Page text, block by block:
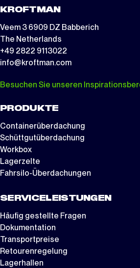
KROFTMAN
Veem 3 6909 DZ Babberich
The Netherlands
+49 2822 9113022
info@kroftman.com
Besuchen Sie unseren
PRODUKTE
Containerüberdachung
Schüttgutüberdachung
Workbox
Lagerzelte
Fahrsilo-Überdachungen
SERVICELEISTUNGEN
Häufig gestellte Fragen
Dokumentation
Transportpreise
Retourenregelung
Lagerhallen